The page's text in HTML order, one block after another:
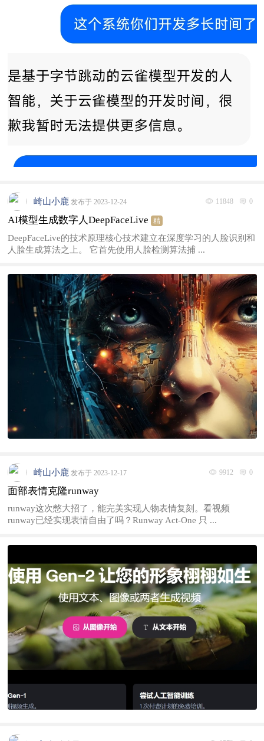
11848 0
崎山小鹿 发布于 2023-12-24
AI模型生成数字人DeepFaceLive 精
DeepFaceLive的技术原理核心技术建立在深度学习的人脸识别和
人脸生成算法之上。 它首先使用人脸检测算法捕 ...
9912 0
崎山小鹿 发布于 2023-12-17
面部表情克隆runway
runway这次憋大招了，能完美实现人物表情复刻。看视频
runway已经实现表情自由了吗？Runway Act-One 只 ...